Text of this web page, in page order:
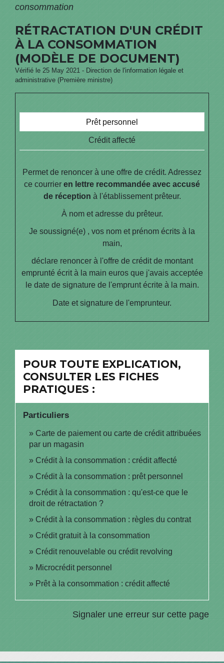
consommation
RÉTRACTATION D'UN CRÉDIT
À LA CONSOMMATION
(MODÈLE DE DOCUMENT)
Vérifié le 25 May 2021 - Direction de l'information légale et
administrative (Première ministre)
Prêt personnel
Crédit affecté
Permet de renoncer à une offre de crédit. Adressez
ce courrier en lettre recommandée avec accusé
de réception à l'établissement prêteur.
À nom et adresse du prêteur.
Je soussigné(e) , vos nom et prénom écrits à la
main,
déclare renoncer à l'offre de crédit de montant
emprunté écrit à la main euros que j'avais acceptée
le date de signature de l'emprunt écrite à la main.
Date et signature de l'emprunteur.
POUR TOUTE EXPLICATION,
CONSULTER LES FICHES
PRATIQUES :
Particuliers
Carte de paiement ou carte de crédit attribuées
par un magasin
Crédit à la consommation : crédit affecté
Crédit à la consommation : prêt personnel
Crédit à la consommation : qu'est-ce que le
droit de rétractation ?
Crédit à la consommation : règles du contrat
Crédit gratuit à la consommation
Crédit renouvelable ou crédit revolving
Microcrédit personnel
Prêt à la consommation : crédit affecté
Signaler une erreur sur cette page